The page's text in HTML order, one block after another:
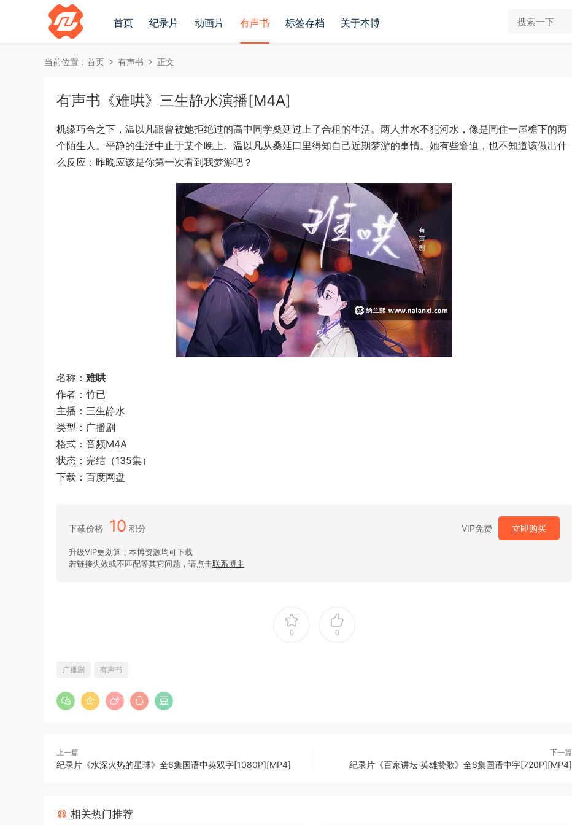
首页 纪录片 动画片 有声书 标签存档 关于本博
当前位置： 首页 有声书 正文
有声书《难哄》三生静水演播[M4A]
机缘巧合之下，温以凡跟曾被她拒绝过的高中同学桑延过上了合租的生活。两人井水不犯河水，像是同住一屋檐下的两
个陌生人。平静的生活中止于某个晚上。温以凡从桑延口里得知自己近期梦游的事情。她有些窘迫，也不知道该做出什
么反应：昨晚应该是你第一次看到我梦游吧？
名称： 难哄
作者：竹已
主播：三生静水
类型：广播剧
格式：音频M4A
状态：完结（135集）
下载：百度网盘
下载价格 10 积分 VIP免费 立即购买
升级VIP更划算，本博资源均可下载
若链接失效或不匹配等其它问题，请点击联系博主
0 0
广播剧 有声书
上一篇
纪录片《水深火热的星球》全6集国语中英双字[1080P][MP4]
下一篇
纪录片《百家讲坛·英雄赞歌》全6集国语中字[720P][MP4]
相关热门推荐